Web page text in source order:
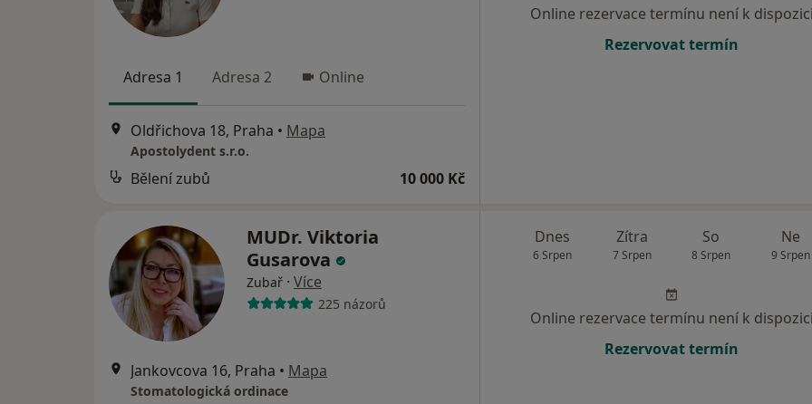
Adresa 1 Adresa 2 Online
Oldřichova 18, Praha • Mapa
Apostolydent s.r.o.
Bělení zubů 10 000 Kč
Online rezervace termínu není k dispozici
Rezervovat termín
MUDr. Viktoria
Gusarova
Zubař · Více
225 názorů
Jankovcova 16, Praha • Mapa
Stomatologická ordinace
Dnes
6 Srpen
Zítra
7 Srpen
So
8 Srpen
Ne
9 Srpen
Online rezervace termínu není k dispozici
Rezervovat termín